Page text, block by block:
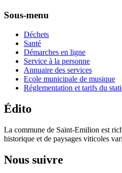
Sous-menu
Déchets
Santé
Démarches en ligne
Service à la personne
Annuaire des services
Ecole municipale de musique
Réglementation et tarifs du
Édito
La commune de Saint-Emilion est
historique et de paysages viticoles
Nous suivre